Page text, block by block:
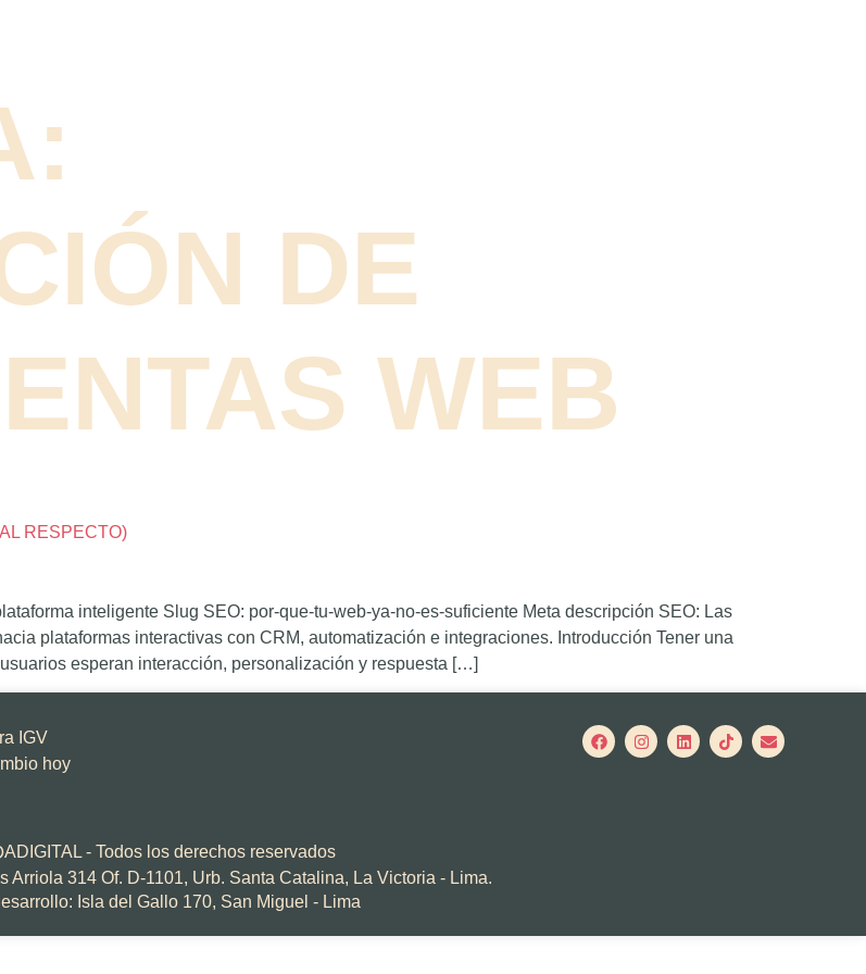
DE
WEB
RESPECTO)
inteligente Slug SEO: por-que-tu-web-ya-no-es-suficiente Meta descripción SEO: Las
plataformas interactivas con CRM, automatización e integraciones. Introducción Tener una
esperan interacción, personalización y respuesta […]
IGV
hoy
ADIGITAL - Todos los derechos reservados
Arriola 314 Of. D-1101, Urb. Santa Catalina, La Victoria - Lima.
Isla del Gallo 170, San Miguel - Lima